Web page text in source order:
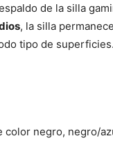
de la silla
, la silla
tipo de
color negro, negro/